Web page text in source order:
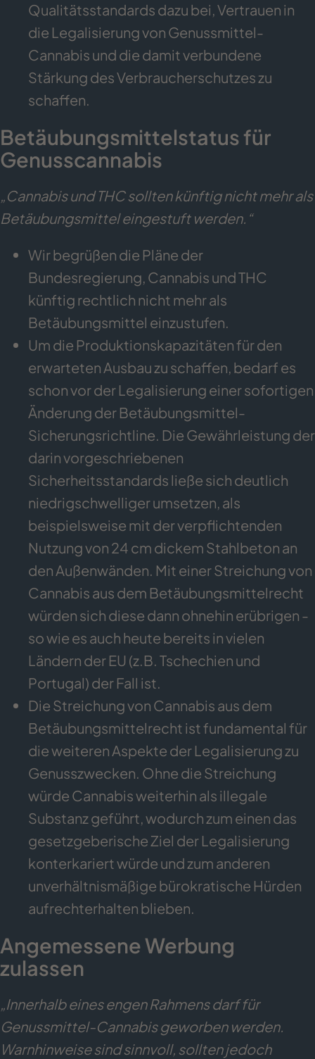
Qualitätsstandards dazu bei, Vertrauen in
die Legalisierung von Genussmittel-
Cannabis und die damit verbundene
Stärkung des Verbraucherschutzes zu
schaffen.
Betäubungsmittelstatus für
Genusscannabis
„Cannabis und THC sollten künftig nicht mehr als
Betäubungsmittel eingestuft werden.“
Wir begrüßen die Pläne der
Bundesregierung, Cannabis und THC
künftig rechtlich nicht mehr als
Betäubungsmittel einzustufen.
Um die Produktionskapazitäten für den
erwarteten Ausbau zu schaffen, bedarf es
schon vor der Legalisierung einer sofortigen
Änderung der Betäubungsmittel-
Sicherungsrichtline. Die Gewährleistung der
darin vorgeschriebenen
Sicherheitsstandards ließe sich deutlich
niedrigschwelliger umsetzen, als
beispielsweise mit der verpflichtenden
Nutzung von 24 cm dickem Stahlbeton an
den Außenwänden. Mit einer Streichung von
Cannabis aus dem Betäubungsmittelrecht
würden sich diese dann ohnehin erübrigen -
so wie es auch heute bereits in vielen
Ländern der EU (z.B. Tschechien und
Portugal) der Fall ist.
Die Streichung von Cannabis aus dem
Betäubungsmittelrecht ist fundamental für
die weiteren Aspekte der Legalisierung zu
Genusszwecken. Ohne die Streichung
würde Cannabis weiterhin als illegale
Substanz geführt, wodurch zum einen das
gesetzgeberische Ziel der Legalisierung
konterkariert würde und zum anderen
unverhältnismäßige bürokratische Hürden
aufrechterhalten blieben.
Angemessene Werbung
zulassen
„Innerhalb eines engen Rahmens darf für
Genussmittel-Cannabis geworben werden.
Warnhinweise sind sinnvoll, sollten jedoch